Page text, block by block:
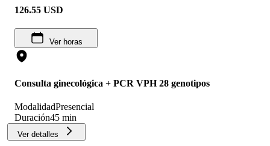
126.55 USD
Ver horas
Consulta ginecológica + PCR VPH 28 genotipos
ModalidadPresencial
Duración45 min
Ver detalles